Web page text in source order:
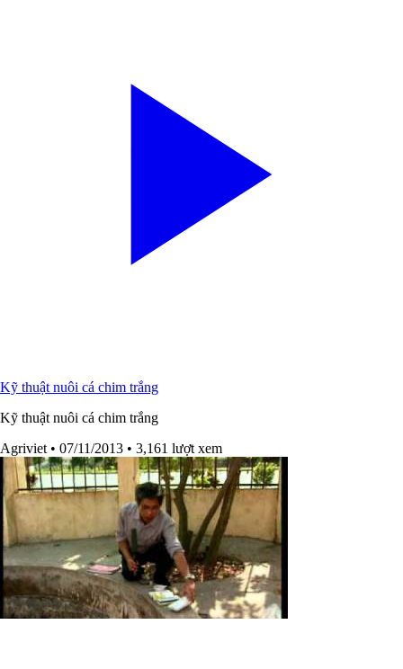
Kỹ thuật nuôi cá chim trắng
Kỹ thuật nuôi cá chim trắng
Agriviet • 07/11/2013 • 3,161 lượt xem